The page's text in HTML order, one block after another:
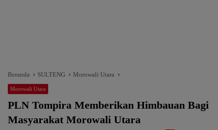
Beranda SULTENG Morowali Utara
Morowali Utara
PLN Tompira Memberikan Himbauan Bagi
Masyarakat Morowali Utara